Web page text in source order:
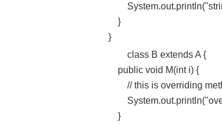
}
}
class B extends A {
public void M(int i) {
// this is overriding
}